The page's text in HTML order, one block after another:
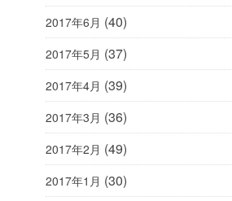
2017年6月 (40)
2017年5月 (37)
2017年4月 (39)
2017年3月 (36)
2017年2月 (49)
2017年1月 (30)